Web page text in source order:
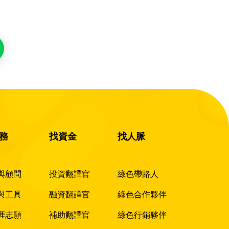
顧問
工具
志願
找資金
投資翻譯官
融資翻譯官
補助翻譯官
找人脈
綠色帶路人
綠色合作夥伴
綠色行銷夥伴